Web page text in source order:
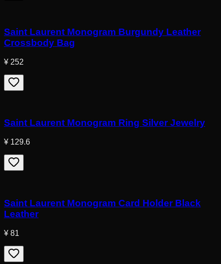
Saint Laurent Monogram Burgundy Leather
Crossbody Bag
¥ 252
Saint Laurent Monogram Ring Silver Jewelry
¥ 129.6
Saint Laurent Monogram Card Holder Black
Leather
¥ 81